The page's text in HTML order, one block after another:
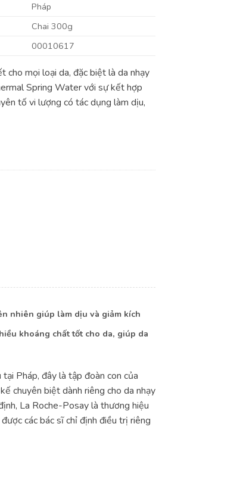
Pháp
Chai 300g
00010617
cho mọi loại da, đặc biệt là da nhạy
Spring Water với sự kết hợp
tố vi lượng có tác dụng làm dịu,
nhiên giúp làm dịu và giảm kích
khoáng chất tốt cho da, giúp da
Pháp, đây là tập đoàn con của
chuyên biệt dành riêng cho da nhạy
La Roche-Posay là thương hiệu
các bác sĩ chỉ định điều trị riêng